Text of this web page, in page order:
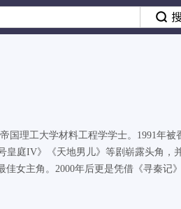
国理工大学材料工程学学士。1991年
庭IV》《天地男儿》等剧崭露头角，
女主角。2000年后更是凭借《寻秦记